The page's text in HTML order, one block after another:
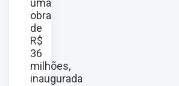
obra
de
R$
36
milhões,
inaugurada